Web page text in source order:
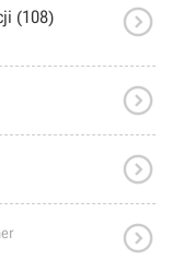
(108) 


